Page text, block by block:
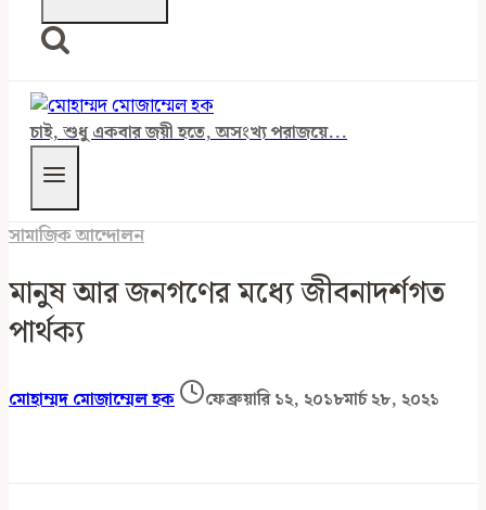
চাই, শুধু একবার জয়ী হতে, অসংখ্য পরাজয়ে...
সামাজিক আন্দোলন
মানুষ আর জনগণের মধ্যে জীবনাদর্শগত
পার্থক্য
মোহাম্মদ মোজাম্মেল হক ফেব্রুয়ারি ১২, ২০১৮মার্চ ২৮, ২০২১